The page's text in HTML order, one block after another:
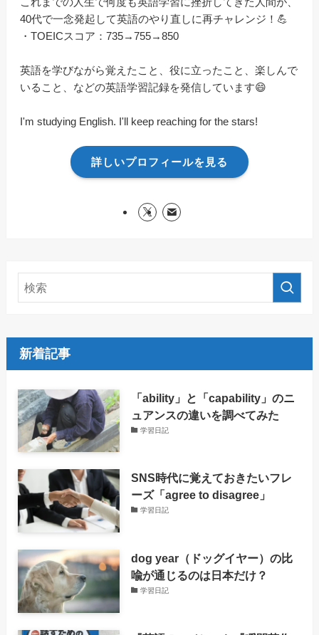
40代で一念発起して英語のやり直しに再チャレンジ！💪
・TOEICスコア：735→755→850
英語を学びながら覚えたこと、役に立ったこと、楽しんで
いること、などの英語学習記録を発信しています😄
I'm studying English. I'll keep reaching for the stars!
詳しいプロフィールを見る
新着記事
「ability」と「capability」のニ
ュアンスの違いを調べてみた
学習日記
SNS時代に覚えておきたいフレ
ーズ「agree to disagree」
学習日記
dog year（ドッグイヤー）の比
喩が通じるのは日本だけ？
学習日記